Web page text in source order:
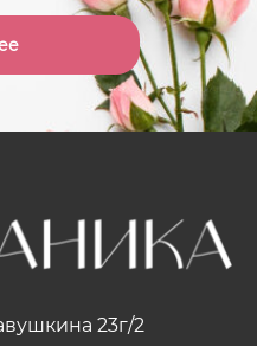
23г/2